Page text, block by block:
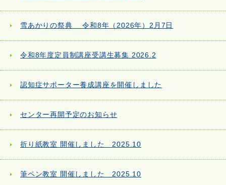
雪あかりの祭典 令和8年（2026年）2月7日
令和8年度定員制講座受講生募集 2026.2
認知症サポーター養成講座を開催しました
センター再開予定のお知らせ
折り紙教室 開催しました 2025.10
筆ペン教室 開催しました 2025.10